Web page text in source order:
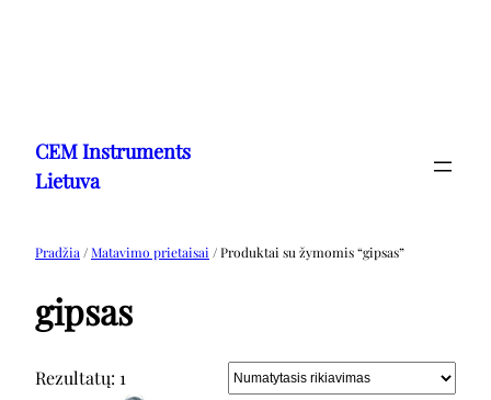
turinio
CEM Instruments
Lietuva
Pradžia /Matavimo prietaisai / Produktai su žymomis “gipsas”
gipsas
Rezultatų: 1